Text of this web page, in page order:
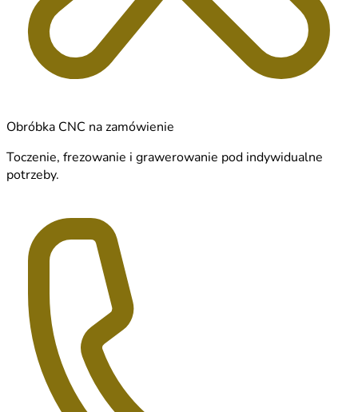
Obróbka CNC na zamówienie
Toczenie, frezowanie i grawerowanie pod indywidualne
potrzeby.